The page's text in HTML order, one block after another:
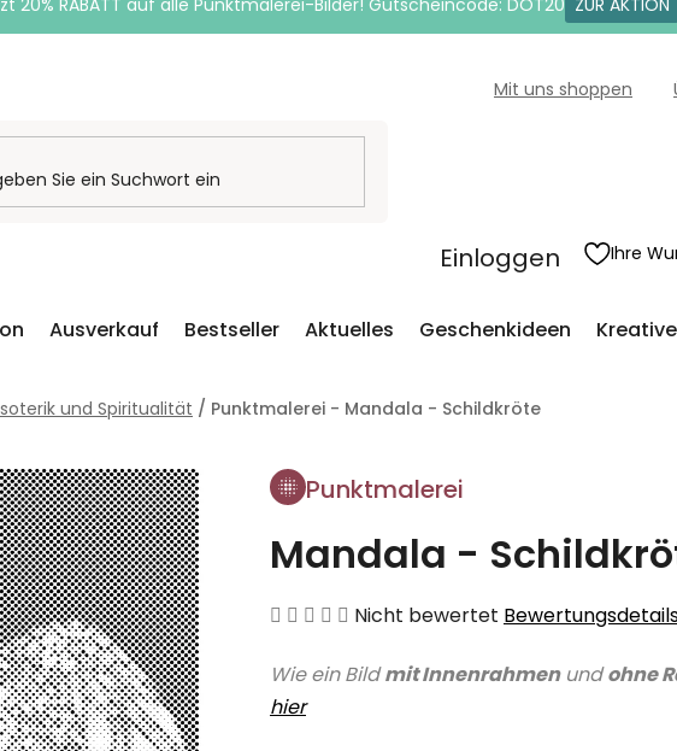
20% RABATT auf alle Punktmalerei-Bilder! Gutscheincode: DOT20 ZUR AKTION
Mit uns shoppen
Einloggen Ihre
Ausverkauf Bestseller Aktuelles Geschenkideen
und Spiritualität / Punktmalerei - Mandala - Schildkröte
Punktmalerei
Mandala -
Die
Produktbewertung
Nicht bewertet
Wie ein Bildmit Innenrahmenundohne
hier